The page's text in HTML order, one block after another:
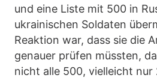
und eine Liste mit 500 in
ukrainischen Soldaten
Reaktion war, dass sie die
genauer prüfen müssten,
nicht alle 500, vielleicht nur